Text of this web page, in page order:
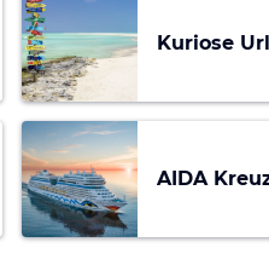
Kuriose
AIDA